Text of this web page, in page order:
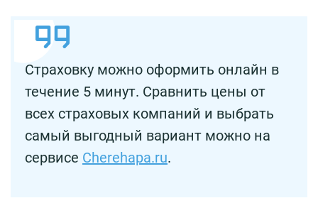
Страховку можно оформить онлайн в
течение 5 минут. Сравнить цены от
всех страховых компаний и выбрать
самый выгодный вариант можно на
сервисе Cherehapa.ru.